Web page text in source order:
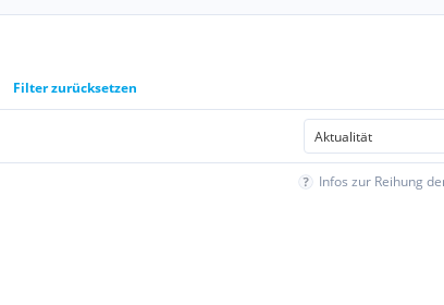
Filter zurücksetzen
Infos zur Reihung